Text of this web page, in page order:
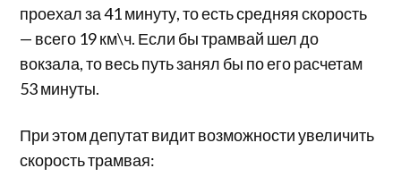
проехал за 41 минуту, то есть средняя скорость
— всего 19 км\ч. Если бы трамвай шел до
вокзала, то весь путь занял бы по его расчетам
53 минуты.
При этом депутат видит возможности увеличить
скорость трамвая: